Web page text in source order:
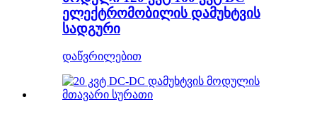
ელექტრომობილის დამუხტვის
სადგური
დაწვრილებით